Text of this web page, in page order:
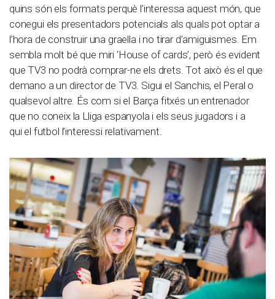
quins són els formats perquè l’interessa aquest món, que
conegui els presentadors potencials als quals pot optar a
l’hora de construir una graella i no tirar d’amiguismes. Em
sembla molt bé que miri ‘House of cards’, però és evident
que TV3 no podrà comprar-ne els drets. Tot això és el que
demano a un director de TV3. Sigui el Sanchis, el Peral o
qualsevol altre. És com si el Barça fitxés un entrenador
que no coneix la Lliga espanyola i els seus jugadors i a
qui el futbol l’interessi relativament.